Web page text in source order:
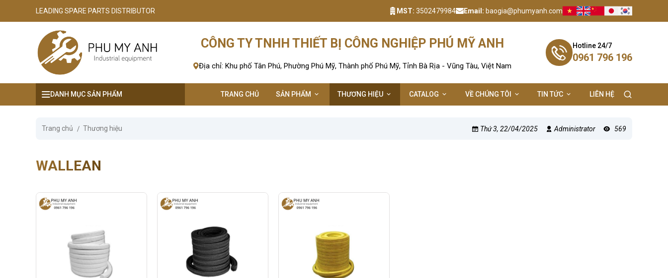
LEADING SPARE PARTS DISTRIBUTOR MST: 3502479984 Email: baogia@phumyanh.com
CÔNG TY TNHH THIẾT BỊ CÔNG NGHIỆP PHÚ MỸ ANH
Địa chỉ: Khu phố Tân Phú, Phường Phú Mỹ, Thành phố Phú Mỹ, Tỉnh Bà Rịa - Vũng Tàu, Việt Nam
Hotline 24/7
0961 796 196
DANH MỤC SẢN PHẨM TRANG CHỦ SẢN PHẨM THƯƠNG HIỆU CATALOG VỀ CHÚNG TÔI TIN TỨC LIÊN HỆ
Trang chủ Thương hiệu Thứ 3, 22/04/2025 Administrator 569
WALLEAN